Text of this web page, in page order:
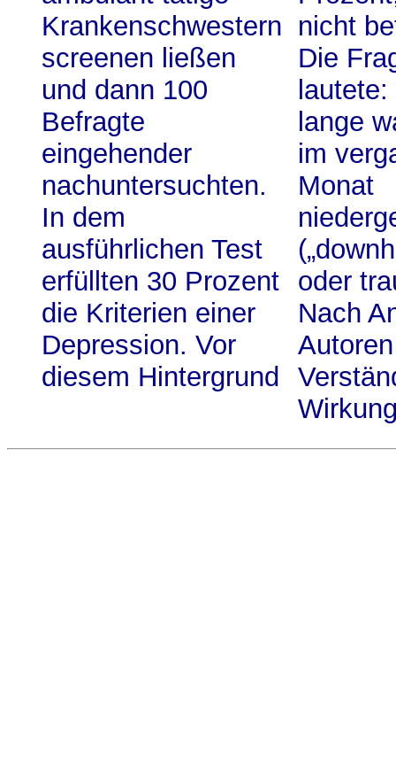
Krankenschwestern
screenen ließen
und dann 100
Befragte
eingehender
nachuntersuchten.
In dem
ausführlichen Test
erfüllten 30 Prozent
die Kriterien einer
Depression. Vor
diesem Hintergrund
nicht
Die
lautete:
lange
im
Monat
oder
Nach